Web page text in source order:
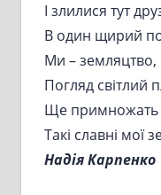
І злилися тут
В один щирий
Ми – земляцтво,
Погляд світлий
Ще примножать
Такі славні мої
Надія Карпенко